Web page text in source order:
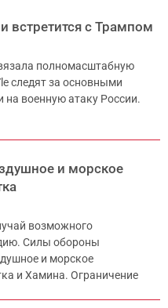
встретится с Трампом
полномасштабную
следят за основными
военную атаку России.
и морское
возможного
Силы обороны
и морское
и Хамина. Ограничение